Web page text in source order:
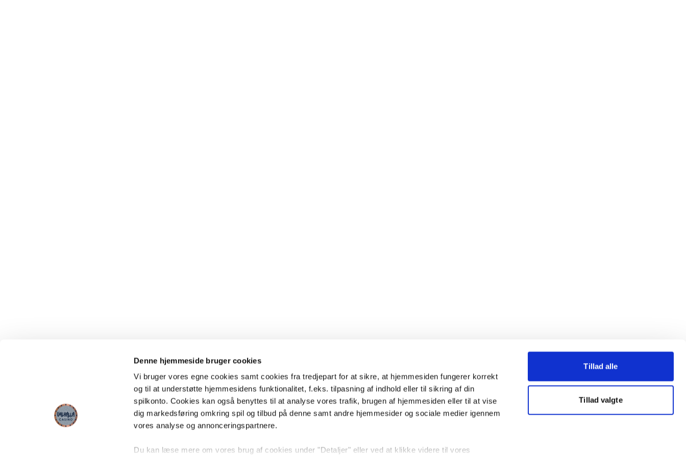
Denne hjemmeside bruger cookies
Vi bruger vores egne cookies samt cookies fra tredjepart for at sikre, at hjemmesiden fungerer korrekt
og til at understøtte hjemmesidens funktionalitet, f.eks. tilpasning af indhold eller til sikring af din
spilkonto. Cookies kan også benyttes til at analyse vores trafik, brugen af hjemmesiden eller til at vise
dig markedsføring omkring spil og tilbud på denne samt andre hjemmesider og sociale medier igennem
vores analyse og annonceringspartnere.
Du kan læse mere om vores brug af cookies under "Detaljer" eller ved at klikke videre til vores
Tillad alle
Tillad valgte